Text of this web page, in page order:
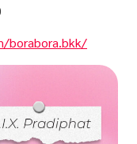
borabora.bkk/